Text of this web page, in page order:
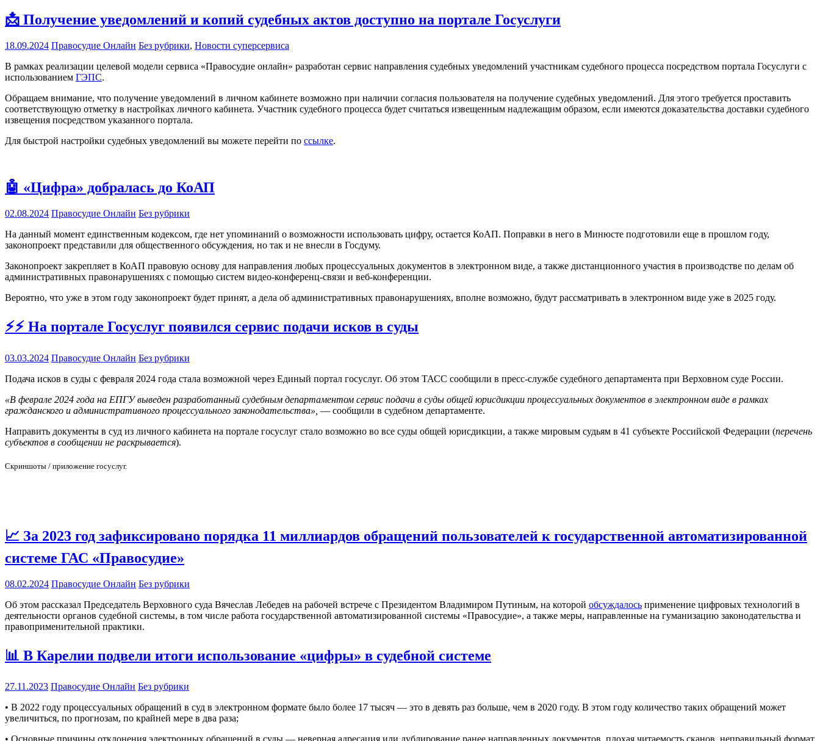
📩 Получение уведомлений и копий судебных актов доступно на портале Госуслуги
18.09.2024 Правосудие Онлайн Без рубрики, Новости суперсервиса
В рамках реализации целевой модели сервиса «Правосудие онлайн» разработан сервис направления судебных уведомлений участникам судебного процесса посредством портала Госуслуги с
использованием ГЭПС.
Обращаем внимание, что получение уведомлений в личном кабинете возможно при наличии согласия пользователя на получение судебных уведомлений. Для этого требуется проставить
соответствующую отметку в настройках личного кабинета. Участник судебного процесса будет считаться извещенным надлежащим образом, если имеются доказательства доставки судебного
извещения посредством указанного портала.
Для быстрой настройки судебных уведомлений вы можете перейти по ссылке.
🤖 «Цифра» добралась до КоАП
02.08.2024 Правосудие Онлайн Без рубрики
На данный момент единственным кодексом, где нет упоминаний о возможности использовать цифру, остается КоАП. Поправки в него в Минюсте подготовили еще в прошлом году,
законопроект представили для общественного обсуждения, но так и не внесли в Госдуму.
Законопроект закрепляет в КоАП правовую основу для направления любых процессуальных документов в электронном виде, а также дистанционного участия в производстве по делам об
административных правонарушениях с помощью систем видео-конференц-связи и веб-конференции.
Вероятно, что уже в этом году законопроект будет принят, а дела об административных правонарушениях, вполне возможно, будут рассматривать в электронном виде уже в 2025 году.
⚡️⚡️ На портале Госуслуг появился сервис подачи исков в суды
03.03.2024 Правосудие Онлайн Без рубрики
Подача исков в суды с февраля 2024 года стала возможной через Единый портал госуслуг. Об этом ТАСС сообщили в пресс-службе судебного департамента при Верховном суде России.
«В феврале 2024 года на ЕПГУ выведен разработанный судебным департаментом сервис подачи в суды общей юрисдикции процессуальных документов в электронном виде в рамках
гражданского и административного процессуального законодательства», — сообщили в судебном департаменте.
Направить документы в суд из личного кабинета на портале госуслуг стало возможно во все суды общей юрисдикции, а также мировым судьям в 41 субъекте Российской Федерации (перечень
субъектов в сообщении не раскрывается).
Скриншоты / приложение госуслуг.
📈 За 2023 год зафиксировано порядка 11 миллиардов обращений пользователей к государственной автоматизированной
системе ГАС «Правосудие»
08.02.2024 Правосудие Онлайн Без рубрики
Об этом рассказал Председатель Верховного суда Вячеслав Лебедев на рабочей встрече с Президентом Владимиром Путиным, на которой обсуждалось применение цифровых технологий в
деятельности органов судебной системы, в том числе работа государственной автоматизированной системы «Правосудие», а также меры, направленные на гуманизацию законодательства и
правоприменительной практики.
📊 В Карелии подвели итоги использование «цифры» в судебной системе
27.11.2023 Правосудие Онлайн Без рубрики
• В 2022 году процессуальных обращений в суд в электронном формате было более 17 тысяч — это в девять раз больше, чем в 2020 году. В этом году количество таких обращений может
увеличиться, по прогнозам, по крайней мере в два раза;